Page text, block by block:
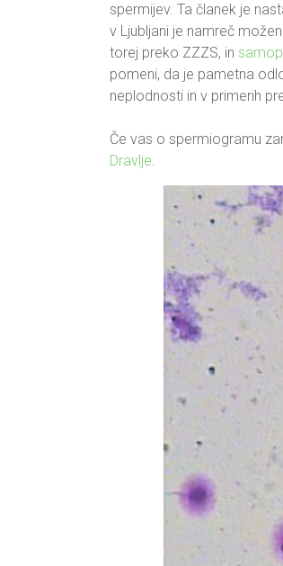
spermijev. Ta članek je
v Ljubljani je namreč možen
torej preko ZZZS, in
pomeni, da je pametna
neplodnosti in v primerih
Če vas o spermiogramu
Dravlje.